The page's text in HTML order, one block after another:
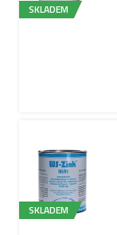
SKLADEM
SKLADEM